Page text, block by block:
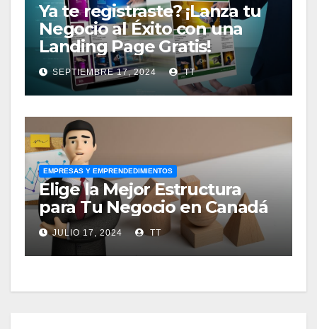
Ya te registraste? ¡Lanza tu
Negocio al Éxito con una
Landing Page Gratis!
SEPTIEMBRE 17, 2024 TT
EMPRESAS Y EMPRENDEDIMIENTOS
Elige la Mejor Estructura
para Tu Negocio en Canadá
JULIO 17, 2024 TT